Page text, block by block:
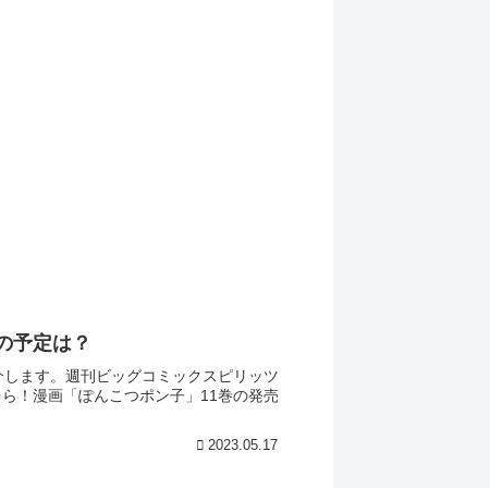
予定は？
ます。週刊ビッグコミックスピリッツ
！漫画「ぽんこつポン子」11巻の発売
2023.05.17